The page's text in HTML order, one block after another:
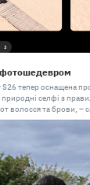
фотошедевром
тепер оснащена
селфі з
волосся та брови, –